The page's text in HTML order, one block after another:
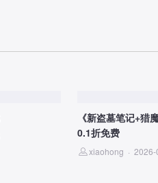
《新盗墓笔记+猎
0.1折免费
xiaohong · 2026-